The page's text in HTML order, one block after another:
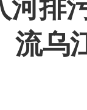
河排
流乌